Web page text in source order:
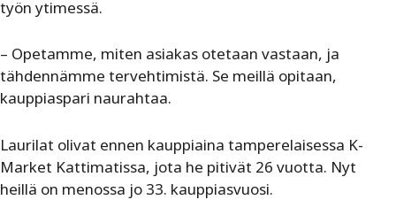
työn ytimessä.
– Opetamme, miten asiakas otetaan vastaan, ja
tähdennämme tervehtimistä. Se meillä opitaan,
kauppiaspari naurahtaa.
Laurilat olivat ennen kauppiaina tamperelaisessa K-
Market Kattimatissa, jota he pitivät 26 vuotta. Nyt
heillä on menossa jo 33. kauppiasvuosi.